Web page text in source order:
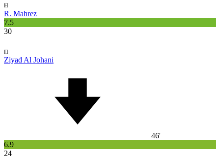
н
R. Mahrez
7.5
30
п
Ziyad Al Johani
46'
6.9
24